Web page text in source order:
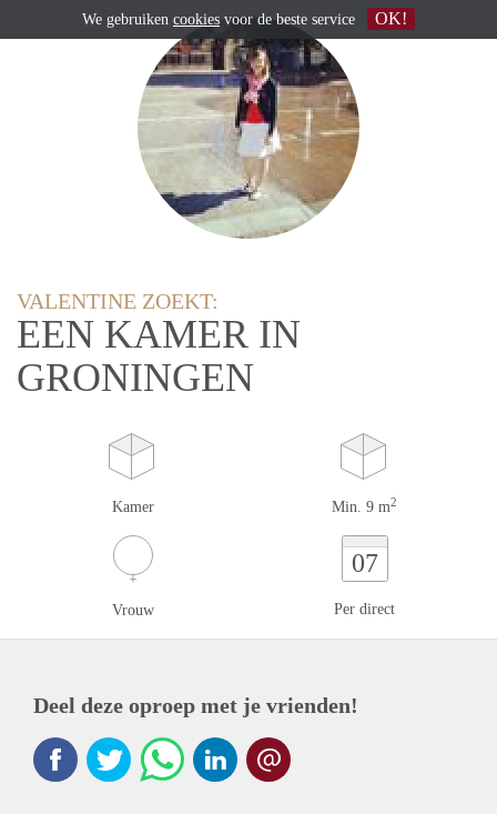
VALENTINE ZOEKT:
EEN KAMER IN
GRONINGEN
Kamer Min. 9 m2
Vrouw
07
Per direct
Deel deze oproep met je vrienden!
We gebruiken cookies voor de beste service OK!